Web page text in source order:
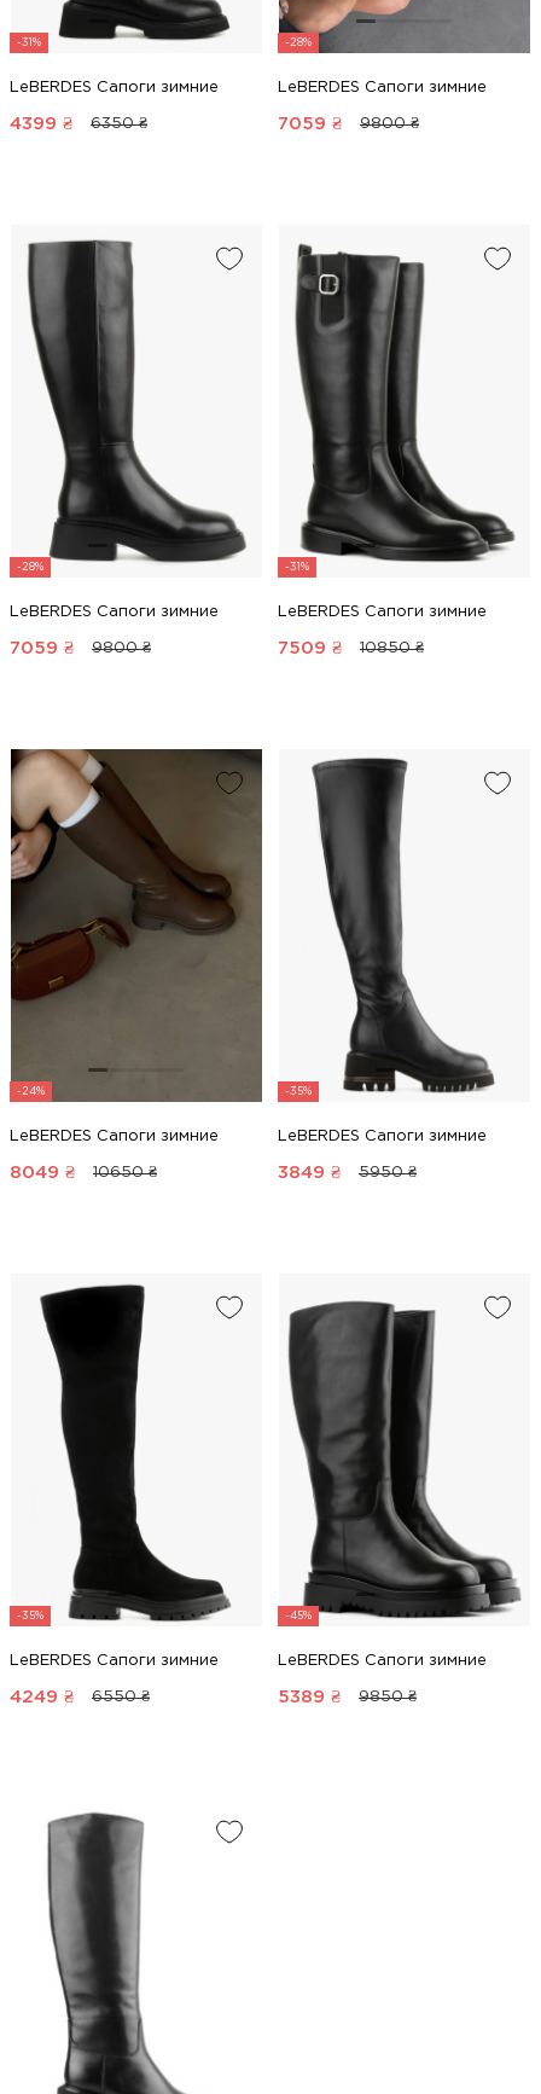
-31%
LeBERDES Сапоги зимние
4399 ₴ 6350 ₴
-28%
LeBERDES Сапоги зимние
7059 ₴ 9800 ₴
-28%
LeBERDES Сапоги зимние
7059 ₴ 9800 ₴
-31%
LeBERDES Сапоги зимние
7509 ₴ 10850 ₴
-24%
LeBERDES Сапоги зимние
8049 ₴ 10650 ₴
-35%
LeBERDES Сапоги зимние
3849 ₴ 5950 ₴
-35%
LeBERDES Сапоги зимние
4249 ₴ 6550 ₴
-45%
LeBERDES Сапоги зимние
5389 ₴ 9850 ₴